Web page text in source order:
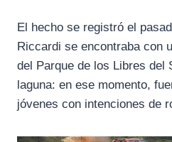
a
El hecho se registró el
Riccardi se encontraba con
del Parque de los Libres del
laguna: en ese momento,
jóvenes con intenciones de